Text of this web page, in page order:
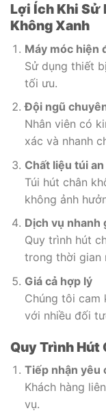
Lợi Ích Khi Sử
Không Xanh
Máy móc hiện
Sử dụng thiết
tối ưu.
Đội ngũ
Nhân viên có
xác và nhanh
Chất liệu túi
Túi hút chân
không ảnh
Dịch vụ nhanh
Quy trình hút
trong thời gian
Giá cả hợp lý
Chúng tôi cam
với nhiều đối
Quy Trình Hút
Tiếp nhận yêu
Khách hàng
vụ.